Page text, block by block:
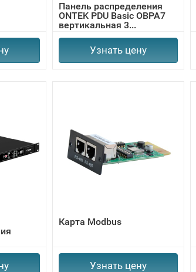
Панель распределения
ONTEK PDU Basic OBPA7
вертикальная 3...
Узнать цену
Карта Modbus
Узнать цену